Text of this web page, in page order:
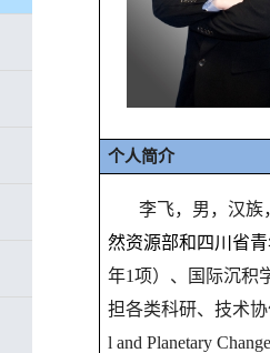
个人简介
李飞，男，汉族
然资源部和四川省
年1项）、国际沉积
担各类科研、技术协
l and Planetary